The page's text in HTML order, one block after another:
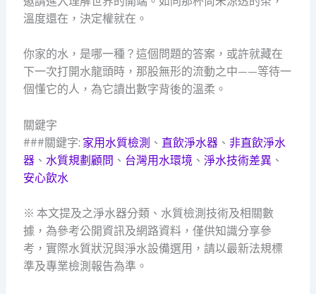
溫度還在，決定權就在。
你家的水，是哪一種？這個問題的答案，或許就藏在
下一次打開水龍頭時，那股無形的流動之中——等待一
個懂它的人，為它讀出數字背後的溫柔。
關鍵字
###關鍵字: 家用水質檢測 、 直飲淨水器、 非直飲淨水
器、 水質規劃顧問 、 台灣用水環境 、 淨水技術差異、
安心飲水
※ 本文提及之淨水器分類、水質檢測技術及相關數
據，為參考公開資訊及網路資料，僅供知識分享參
考，實際水質狀況與淨水設備選用，請以最新法規標
準及專業檢測報告為準。